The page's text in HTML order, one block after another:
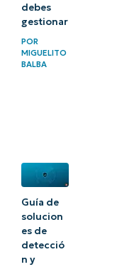
debes
gestionar
POR
MIGUELITO
BALBA
Guía de
solucion
es de
detecció
n y